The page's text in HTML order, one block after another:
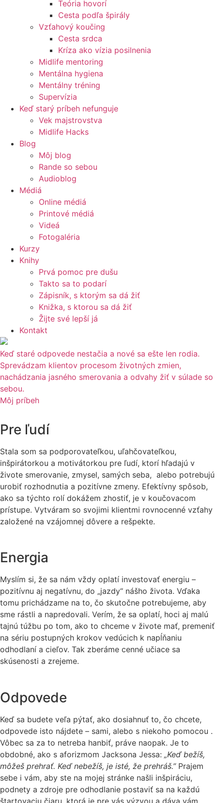
Teória hovorí
Cesta podľa špirály
Vzťahový koučing
Cesta srdca
Kríza ako vízia posilnenia
Midlife mentoring
Mentálna hygiena
Mentálny tréning
Supervízia
Keď starý príbeh nefunguje
Vek majstrovstva
Midlife Hacks
Blog
Môj blog
Rande so sebou
Audioblog
Médiá
Online médiá
Printové médiá
Videá
Fotogaléria
Kurzy
Knihy
Prvá pomoc pre dušu
Takto sa to podarí
Zápisník, s ktorým sa dá žiť
Knižka, s ktorou sa dá žiť
Žijte své lepší já
Kontakt
Keď staré odpovede nestačia a nové sa ešte len rodia.
Sprevádzam klientov procesom životných zmien,
nachádzania jasného smerovania a odvahy žiť v súlade so
sebou.
Môj príbeh
Pre ľudí
Stala som sa podporovateľkou, uľahčovateľkou,
inšpirátorkou a motivátorkou pre ľudí, ktorí hľadajú v
živote smerovanie, zmysel, samých seba, alebo potrebujú
urobiť rozhodnutia a pozitívne zmeny. Efektívny spôsob,
ako sa týchto rolí dokážem zhostiť, je v koučovacom
prístupe. Vytváram so svojimi klientmi rovnocenné vzťahy
založené na vzájomnej dôvere a rešpekte.
Energia
Myslím si, že sa nám vždy oplatí investovať energiu –
pozitívnu aj negatívnu, do „jazdy“ nášho života. Vďaka
tomu prichádzame na to, čo skutočne potrebujeme, aby
sme rástli a napredovali. Verím, že sa oplatí, hoci aj malú
tajnú túžbu po tom, ako to chceme v živote mať, premeniť
na sériu postupných krokov vedúcich k napĺňaniu
odhodlaní a cieľov. Tak zberáme cenné učiace sa
skúsenosti a zrejeme.
Odpovede
Keď sa budete veľa pýtať, ako dosiahnuť to, čo chcete,
odpovede isto nájdete – sami, alebo s niekoho pomocou .
Vôbec sa za to netreba hanbiť, práve naopak. Je to
obdobné, ako s aforizmom Jacksona Jessa: „Keď bežíš,
môžeš prehrať. Keď nebežíš, je isté, že prehráš.”Prajem
sebe i vám, aby ste na mojej stránke našli inšpiráciu,
podnety a zdroje pre odhodlanie postaviť sa na každú
štartovaciu čiaru, ktorá je pre vás výzvou a dáva vám